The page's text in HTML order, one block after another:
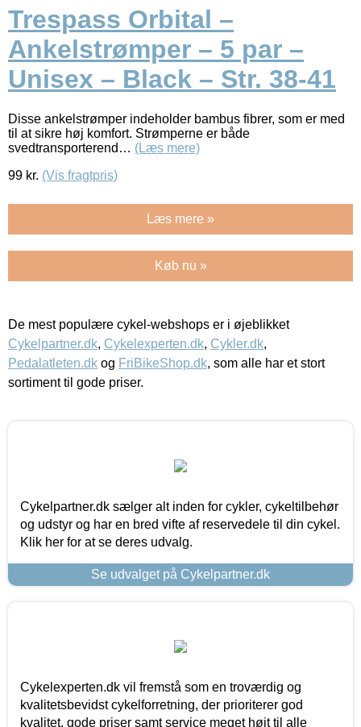
Trespass Orbital –
Ankelstrømper – 5 par –
Unisex – Black – Str. 38-41
Disse ankelstrømper indeholder bambus fibrer, som er med
til at sikre høj komfort. Strømperne er både
svedtransporterend… (Læs mere)
99 kr. (Vis fragtpris)
Læs mere »
Køb nu »
De mest populære cykel-webshops er i øjeblikket
Cykelpartner.dk, Cykelexperten.dk, Cykler.dk,
Pedalatleten.dk og FriBikeShop.dk, som alle har et stort
sortiment til gode priser.
Cykelpartner.dk sælger alt inden for cykler, cykeltilbehør
og udstyr og har en bred vifte af reservedele til din cykel.
Klik her for at se deres udvalg.
Se udvalget på Cykelpartner.dk
Cykelexperten.dk vil fremstå som en troværdig og
kvalitetsbevidst cykelforretning, der prioriterer god
kvalitet, gode priser samt service meget højt til alle